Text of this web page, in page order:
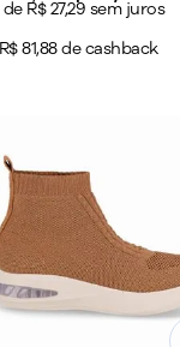
de R$ 27,29 sem juros
R$81,88de cashback